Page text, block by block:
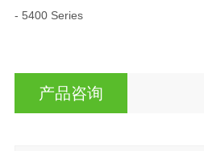
- 5400 Series
产品咨询